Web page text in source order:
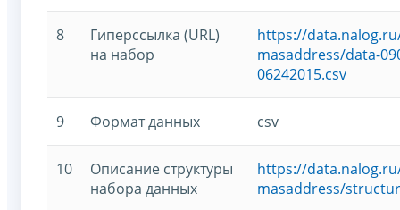
8
Гиперссылка (URL)
на набор
https://
masaddress/data-
06242015.csv
9 Формат данных csv
10
Описание структуры
набора данных
https://
masaddress/